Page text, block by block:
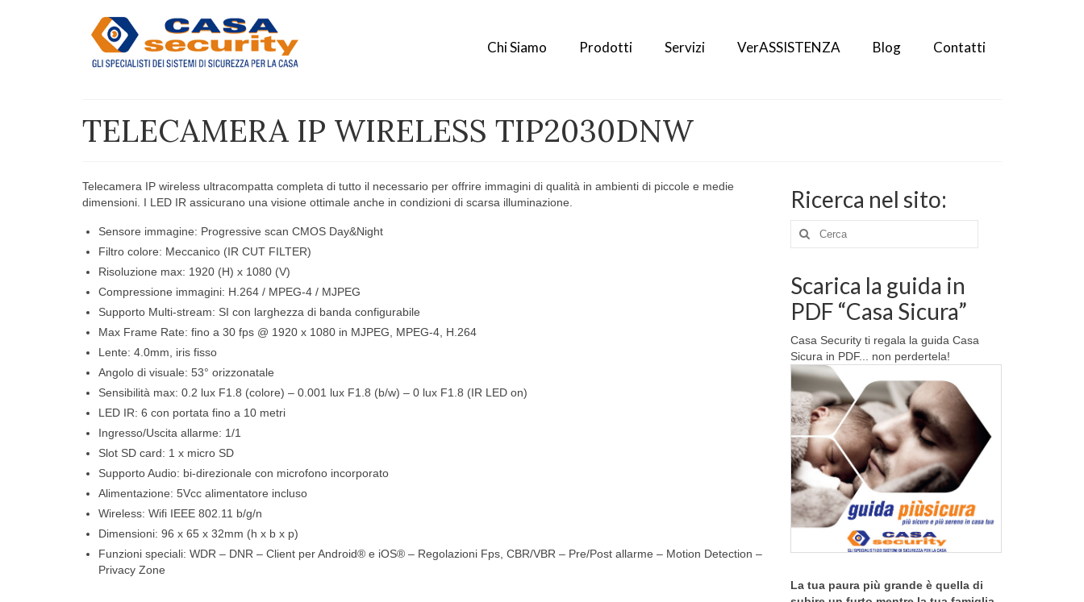
Chi Siamo Prodotti Servizi VerASSISTENZA Blog Contatti
TELECAMERA IP WIRELESS TIP2030DNW
Telecamera IP wireless ultracompatta completa di tutto il necessario per offrire immagini di qualità in ambienti di piccole e medie
dimensioni. I LED IR assicurano una visione ottimale anche in condizioni di scarsa illuminazione.
Sensore immagine: Progressive scan CMOS Day&Night
Filtro colore: Meccanico (IR CUT FILTER)
Risoluzione max: 1920 (H) x 1080 (V)
Compressione immagini: H.264 / MPEG-4 / MJPEG
Supporto Multi-stream: SI con larghezza di banda configurabile
Max Frame Rate: fino a 30 fps @ 1920 x 1080 in MJPEG, MPEG-4, H.264
Lente: 4.0mm, iris fisso
Angolo di visuale: 53° orizzonatale
Sensibilità max: 0.2 lux F1.8 (colore) – 0.001 lux F1.8 (b/w) – 0 lux F1.8 (IR LED on)
LED IR: 6 con portata fino a 10 metri
Ingresso/Uscita allarme: 1/1
Slot SD card: 1 x micro SD
Supporto Audio: bi-direzionale con microfono incorporato
Alimentazione: 5Vcc alimentatore incluso
Wireless: Wifi IEEE 802.11 b/g/n
Dimensioni: 96 x 65 x 32mm (h x b x p)
Funzioni speciali: WDR – DNR – Client per Android® e iOS® – Regolazioni Fps, CBR/VBR – Pre/Post allarme – Motion Detection –
Privacy Zone
Ricerca nel sito:
Cerca:
Scarica la guida in
PDF “Casa Sicura”
Casa Security ti regala la guida Casa
Sicura in PDF... non perdertela!
La tua paura più grande è quella di